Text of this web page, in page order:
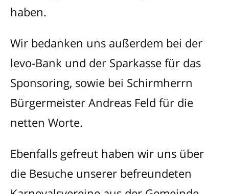
haben.
Wir bedanken uns außerdem bei der
levo-Bank und der Sparkasse für das
Sponsoring, sowie bei Schirmherrn
Bürgermeister Andreas Feld für die
netten Worte.
Ebenfalls gefreut haben wir uns über
die Besuche unserer befreundeten